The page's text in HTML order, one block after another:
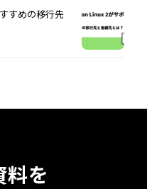
すめの移行先
料を